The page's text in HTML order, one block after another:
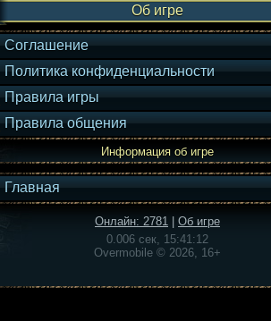
Об игре
Соглашение
Политика конфиденциальности
Правила игры
Правила общения
Информация об игре
Главная
Онлайн: 2781
Об игре
0.006 сек, 15:41:12
Overmobile © 2026, 16+